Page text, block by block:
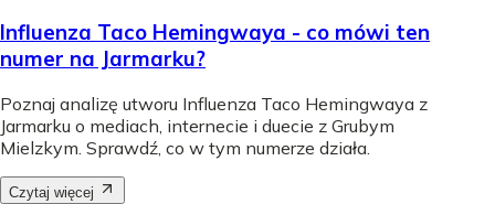
Influenza Taco Hemingwaya - co mówi ten
numer na Jarmarku?
Poznaj analizę utworu Influenza Taco Hemingwaya z
Jarmarku o mediach, internecie i duecie z Grubym
Mielzkym. Sprawdź, co w tym numerze działa.
Czytaj więcej